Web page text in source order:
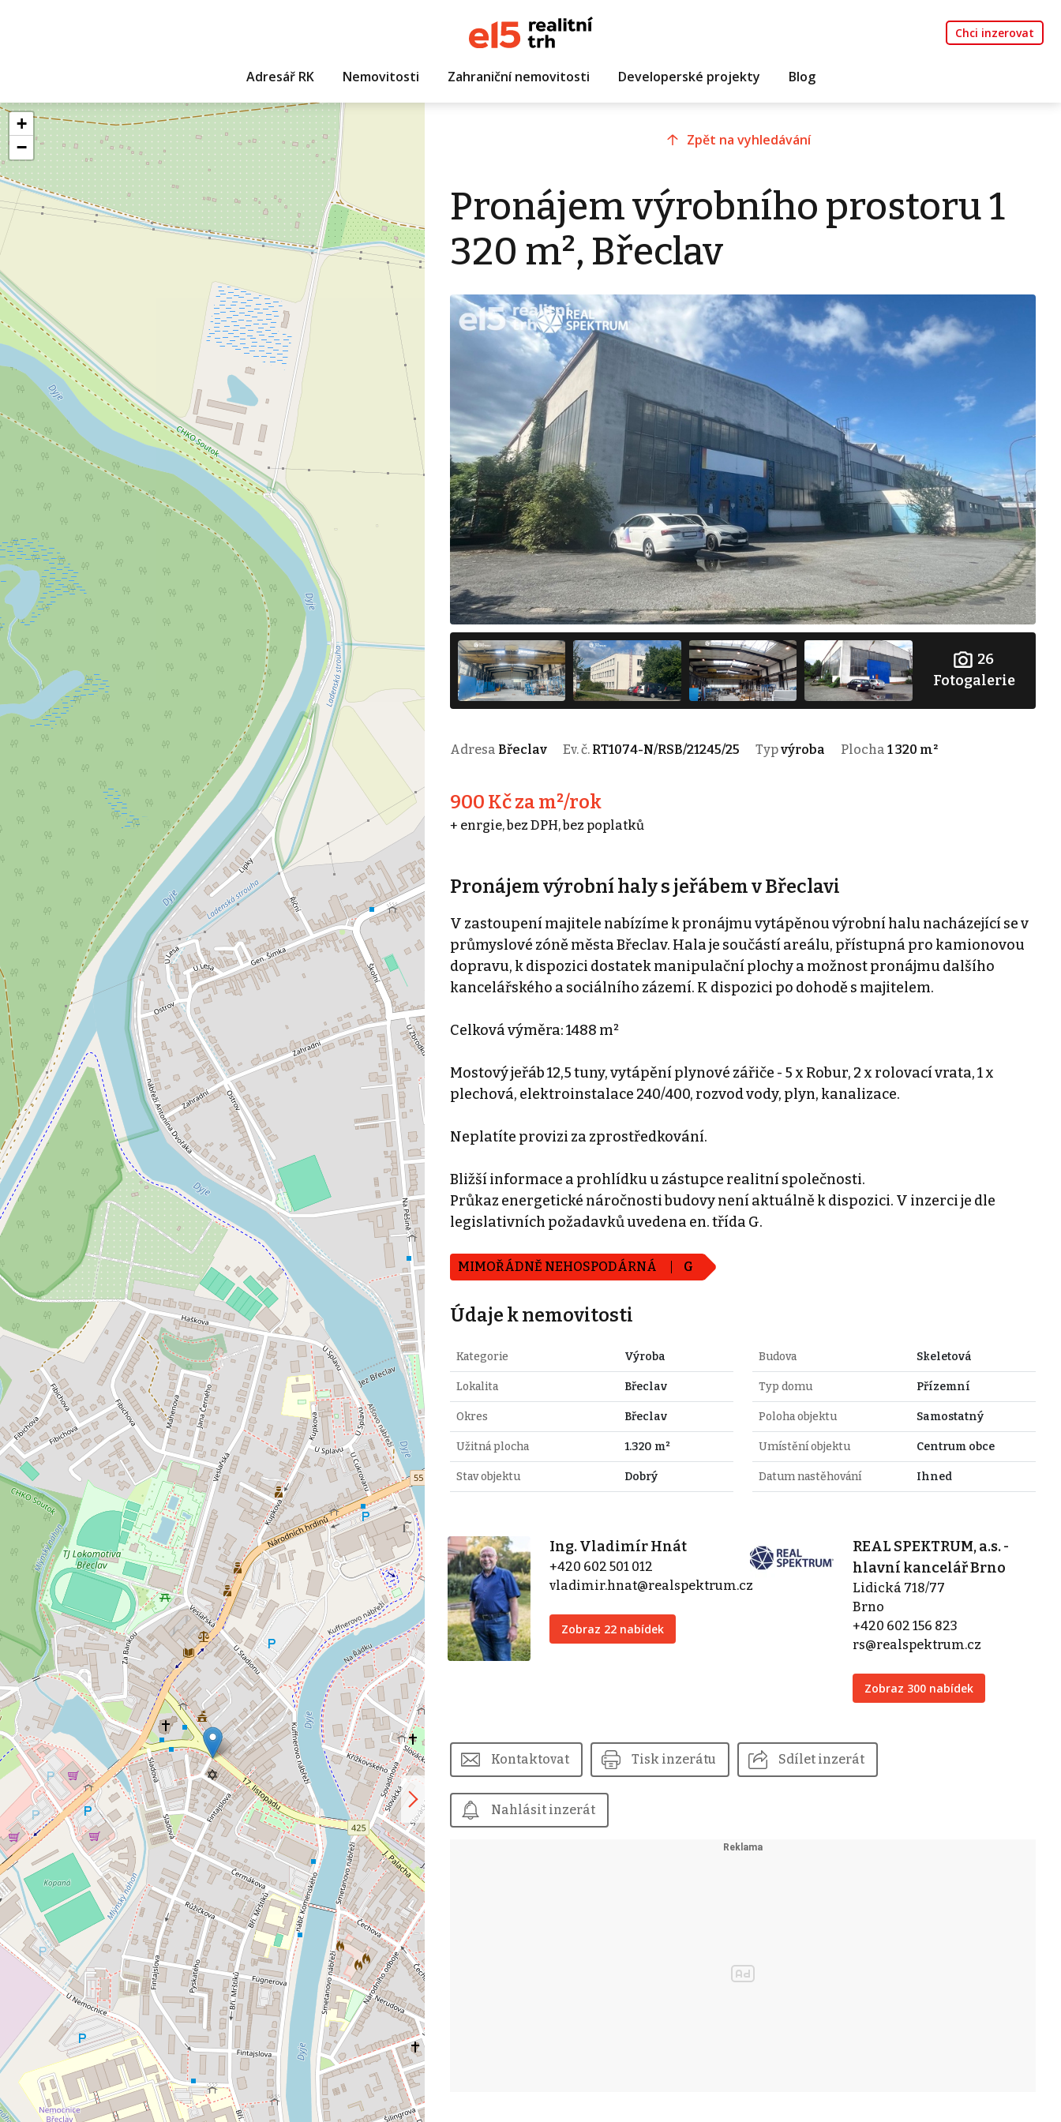
Chci inzerovat
Adresář RK Nemovitosti Zahraniční nemovitosti Developerské projekty Blog
+
−
Zpět na vyhledávání
Pronájem výrobního prostoru 1
320 m², Břeclav
26
Fotogalerie
Adresa Břeclav Ev. č. RT1074-N/RSB/21245/25 Typvýroba Plocha 1 320 m²
900 Kč za m²/rok
+ enrgie, bez DPH, bez poplatků
Pronájem výrobní haly s jeřábem v Břeclavi
V zastoupení majitele nabízíme k pronájmu vytápěnou výrobní halu nacházející se v
průmyslové zóně města Břeclav. Hala je součástí areálu, přístupná pro kamionovou
dopravu, k dispozici dostatek manipulační plochy a možnost pronájmu dalšího
kancelářského a sociálního zázemí. K dispozici po dohodě s majitelem.
Celková výměra: 1488 m²
Mostový jeřáb 12,5 tuny, vytápění plynové zářiče - 5 x Robur, 2 x rolovací vrata, 1 x
plechová, elektroinstalace 240/400, rozvod vody, plyn, kanalizace.
Neplatíte provizi za zprostředkování.
Bližší informace a prohlídku u zástupce realitní společnosti.
Průkaz energetické náročnosti budovy není aktuálně k dispozici. V inzerci je dle
legislativních požadavků uvedena en. třída G.
MIMOŘÁDNĚ NEHOSPODÁRNÁ G
Údaje k nemovitosti
Kategorie Výroba
Lokalita Břeclav
Okres Břeclav
Užitná plocha 1.320 m²
Stav objektu Dobrý
Budova Skeletová
Typ domu Přízemní
Poloha objektu Samostatný
Umístění objektu Centrum obce
Datum nastěhování Ihned
Ing. Vladimír Hnát
+420 602 501 012
vladimir.hnat@realspektrum.cz
Zobraz 22 nabídek
REAL SPEKTRUM, a.s. -
hlavní kancelář Brno
Lidická 718/77
Brno
+420 602 156 823
rs@realspektrum.cz
Zobraz 300 nabídek
Kontaktovat Tisk inzerátu Sdílet inzerát
Nahlásit inzerát